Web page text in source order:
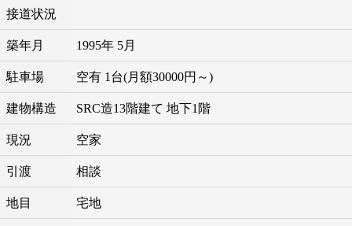
接道状況
築年月 1995年 5月
駐車場 空有 1台(月額30000円～)
建物構造 SRC造13階建て 地下1階
現況 空家
引渡 相談
地目 宅地